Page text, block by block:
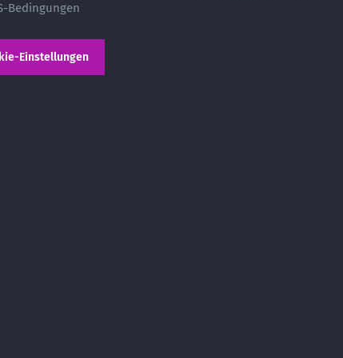
Bedingungen
Einstellungen